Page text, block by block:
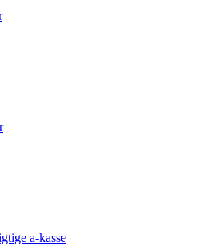
a-kasse